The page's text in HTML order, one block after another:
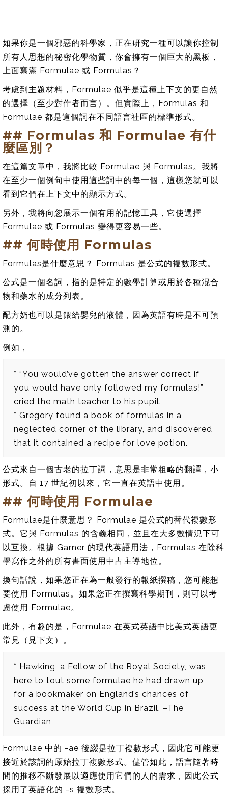
如果你是一個邪惡的科學家，正在研究一種可以讓你控制
所有人思想的秘密化學物質，你會擁有一個巨大的黑板，
上面寫滿 Formulae 或 Formulas？
考慮到主題材料，Formulae 似乎是這種上下文的更自然
的選擇（至少對作者而言）。但實際上，Formulas 和
Formulae 都是這個詞在不同語言社區的標準形式。
## Formulas 和 Formulae 有什
麼區別？
在這篇文章中，我將比較 Formulae 與 Formulas。我將
在至少一個例句中使用這些詞中的每一個，這樣您就可以
看到它們在上下文中的顯示方式。
另外，我將向您展示一個有用的記憶工具，它使選擇
Formulae 或 Formulas 變得更容易一些。
## 何時使用 Formulas
Formulas是什麼意思？ Formulas 是公式的複數形式。
公式是一個名詞，指的是特定的數學計算或用於各種混合
物和藥水的成分列表。
配方奶也可以是餵給嬰兒的液體，因為英語有時是不可預
測的。
例如，
* “You would’ve gotten the answer correct if
you would have only followed my formulas!”
cried the math teacher to his pupil.
* Gregory found a book of formulas in a
neglected corner of the library, and discovered
that it contained a recipe for love potion.
公式來自一個古老的拉丁詞，意思是非常粗略的翻譯，小
形式。自 17 世紀初以來，它一直在英語中使用。
## 何時使用 Formulae
Formulae是什麼意思？ Formulae 是公式的替代複數形
式。它與 Formulas 的含義相同，並且在大多數情況下可
以互換。根據 Garner 的現代英語用法，Formulas 在除科
學寫作之外的所有書面使用中占主導地位。
換句話說，如果您正在為一般發行的報紙撰稿，您可能想
要使用 Formulas。如果您正在撰寫科學期刊，則可以考
慮使用 Formulae。
此外，有趣的是，Formulae 在英式英語中比美式英語更
常見（見下文）。
* Hawking, a Fellow of the Royal Society, was
here to tout some formulae he had drawn up
for a bookmaker on England’s chances of
success at the World Cup in Brazil. –The
Guardian
Formulae 中的 -ae 後綴是拉丁複數形式，因此它可能更
接近於該詞的原始拉丁複數形式。儘管如此，語言隨著時
間的推移不斷發展以適應使用它們的人的需求，因此公式
採用了英語化的 -s 複數形式。